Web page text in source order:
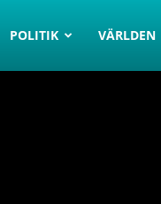
POLITIK VÄRLDEN